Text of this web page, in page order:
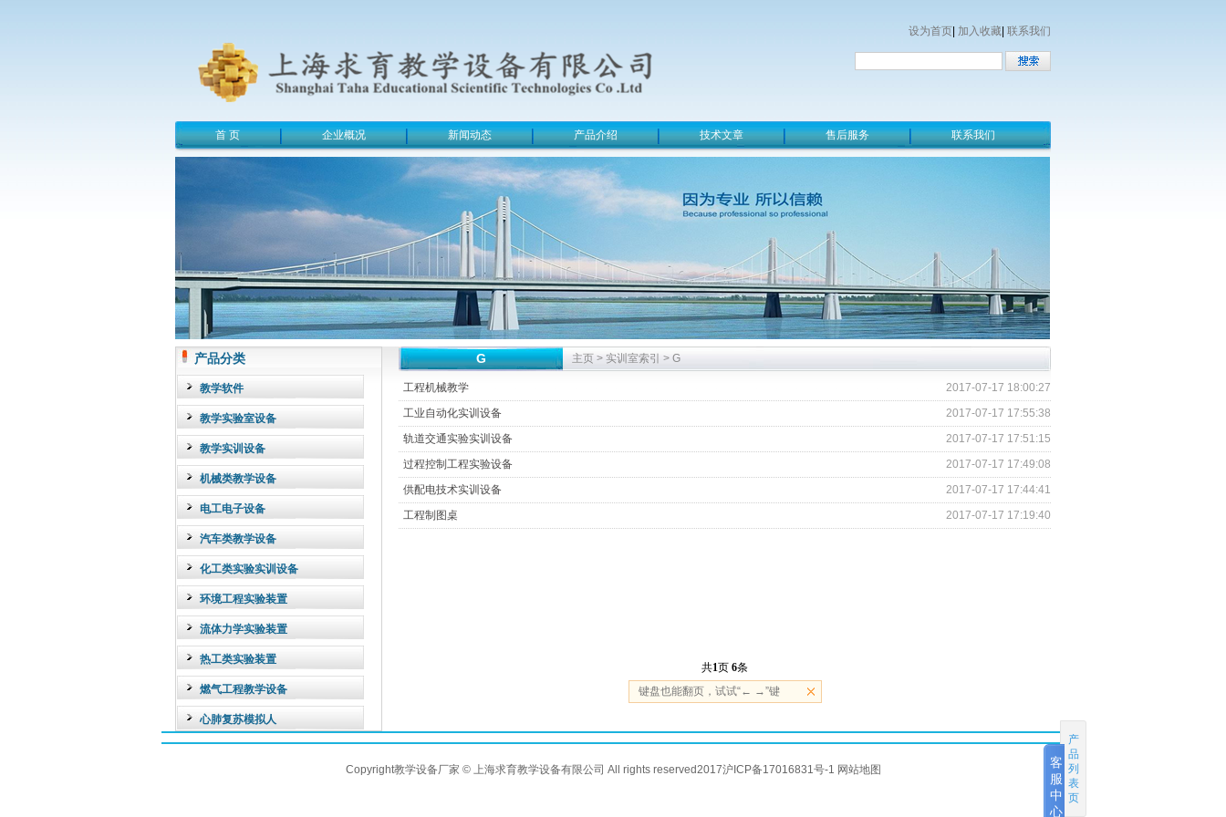
设为首页 加入收藏 联系我们
首 页 企业概况 新闻动态 产品介绍 技术文章 售后服务 联系我们
产品分类
教学软件
教学实验室设备
教学实训设备
机械类教学设备
电工电子设备
汽车类教学设备
化工类实验实训设备
环境工程实验装置
流体力学实验装置
热工类实验装置
燃气工程教学设备
心肺复苏模拟人
G 主页 > 实训室索引 > G
2017-07-17 18:00:27
工程机械教学
2017-07-17 17:55:38
工业自动化实训设备
2017-07-17 17:51:15
轨道交通实验实训设备
2017-07-17 17:49:08
过程控制工程实验设备
2017-07-17 17:44:41
供配电技术实训设备
2017-07-17 17:19:40
工程制图桌
共1页 6条
键盘也能翻页，试试“← →”键
Copyright教学设备厂家 © 上海求育教学设备有限公司 All rights reserved2017沪ICP备17016831号-1 网站地图
产
品
列
表
页
客
服
中
心